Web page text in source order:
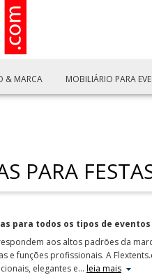
& MARCA MOBILIÁRIO PARA
PARA
para todos os tipos de eventos
aos altos padrões da
funções profissionais. A
elegantes e… leia mais